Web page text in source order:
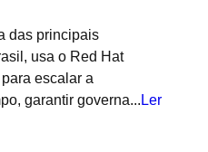
das principais
usa o Red Hat
escalar a
garantir governa... Ler